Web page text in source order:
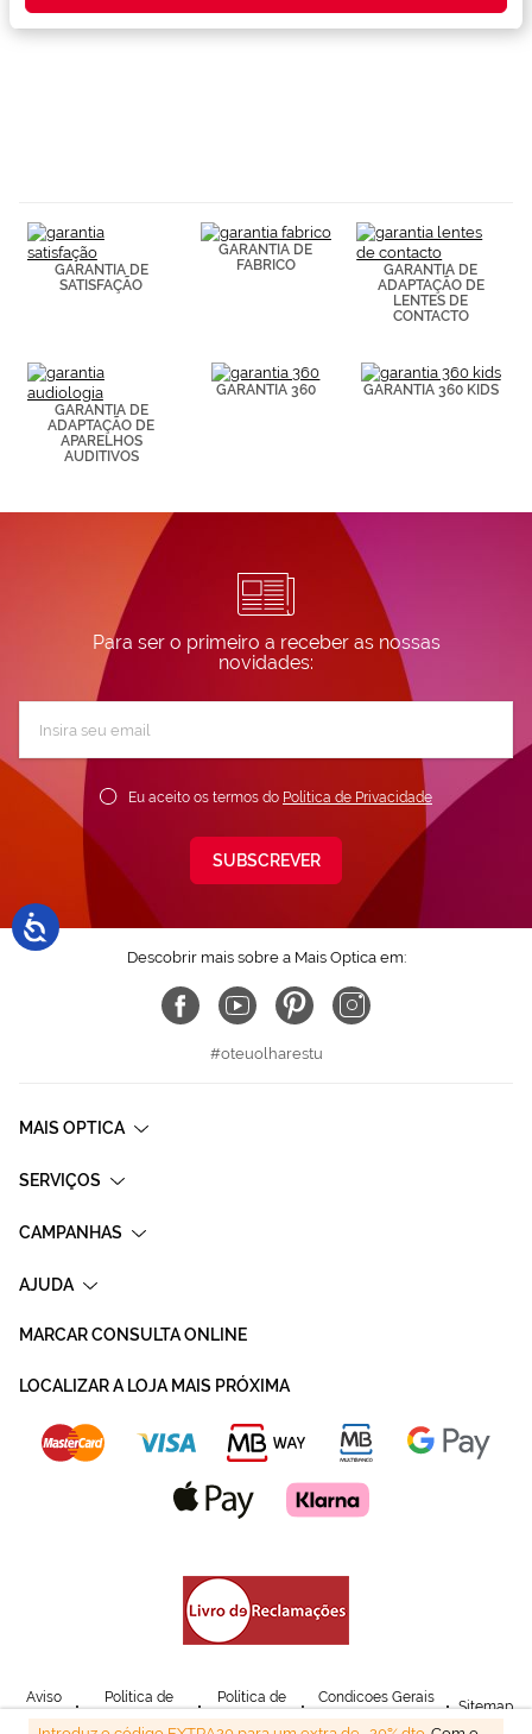
contenidos
personalizados
Puedes
consultar más
información en
nuestra
Serviços exclusivos
GARANTIA DE
SATISFAÇÃO
GARANTIA DE
FABRICO
GARANTIA DE
ADAPTAÇÃO DE
LENTES DE
CONTACTO
GARANTIA DE
ADAPTAÇÃO DE
APARELHOS
AUDITIVOS
GARANTIA 360 GARANTIA 360 KIDS
Para ser o primeiro a receber as nossas
novidades:
Newsletter:
Eu aceito os termos do Política de Privacidade
SUBSCREVER
Descobrir mais sobre a Mais Optica em:
#oteuolharestu
MAIS OPTICA
SERVIÇOS
CAMPANHAS
AJUDA
MARCAR CONSULTA ONLINE
LOCALIZAR A LOJA MAIS PRÓXIMA
Aviso
Legal
Política de
Privacidade
Política de
Cookies
Condicoes Gerais
de Venda
Sitemap